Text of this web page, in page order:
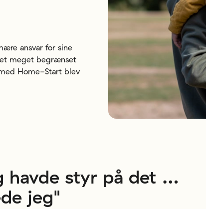
ansvar for sine
meget begrænset
Home-Start blev
havde styr på det …
jeg"